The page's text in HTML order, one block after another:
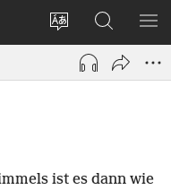
Websitesprache
ändern
Anmelden
(öffnet
Fenster)
Suche
ist es dann wie